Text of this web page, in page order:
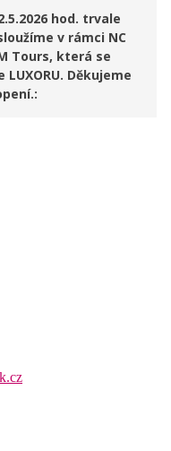
hod. trvale
v rámci NC
Tours, která se
Děkujeme